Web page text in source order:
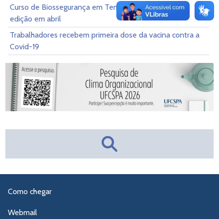
Curso de Biossegurança em Tempos da Covid-19 terá
edição em abril
Trabalhadores recebem primeira dose da vacina contra a
Covid-19
Como chegar
Webmail